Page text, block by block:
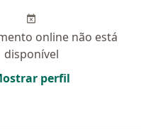
online não está
disponível
perfil